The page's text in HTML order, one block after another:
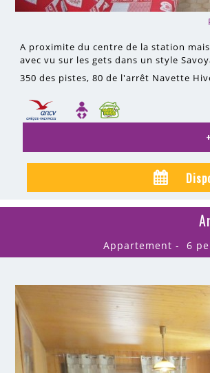
A proximite du centre de la station
avec vu sur les gets dans un style
350 des pistes 80 de l'arrêt Navette
Appartement 6